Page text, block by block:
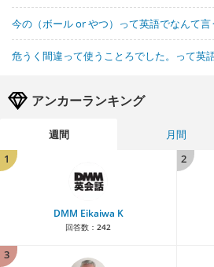
今の（ボール or やつ）って英語でなんて言
危うく間違って使うことろでした。って英
アンカーランキング
週間 月間
1
DMM Eikaiwa K
回答数： 242
2
3